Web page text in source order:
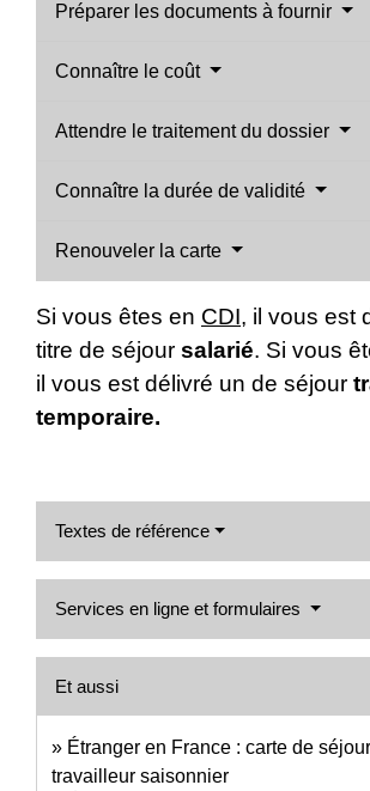
Préparer les documents à fournir
Connaître le coût
Attendre le traitement du dossier
Connaître la durée de validité
Renouveler la carte
Si vous êtes en CDI, il vous est
titre de séjour salarié. Si vous
il vous est délivré un de séjour
temporaire.
Textes de référence
Services en ligne et formulaires
Et aussi
Étranger en France : carte de
travailleur saisonnier